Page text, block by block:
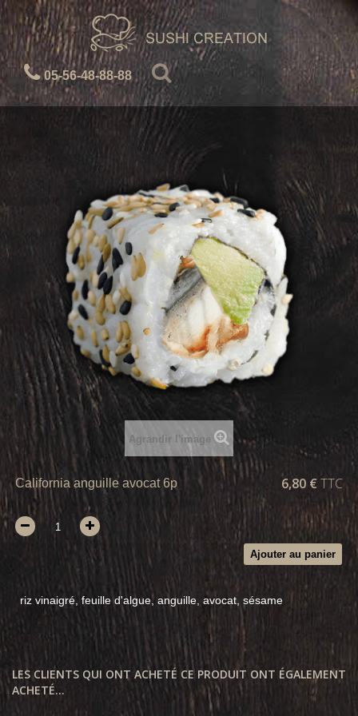
05-56-48-88-88
Agrandir l'image
California anguille avocat 6p 6,80 €TTC
Ajouter au panier
riz vinaigré, feuille d'algue, anguille, avocat, sésame
LES CLIENTS QUI ONT ACHETÉ CE PRODUIT ONT ÉGALEMENT
ACHETÉ...